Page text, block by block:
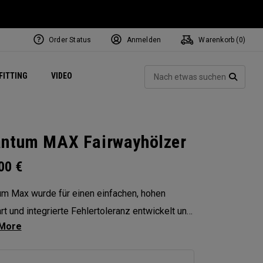
VIDEO Exclusive Mavrik Complete Sets
Exklusiv - Golfbälle
Women's Golf Balls
Exklusiv - Zubehör
Regional Performance Centers
Order Status Anmelden Warenkorb ( 0)
MAX Fairwayhölzer
€
Max wurde für einen einfachen, hohen
und integrierte Fehlertoleranz entwickelt und
Spielern so mehr Selbstvertrauen bei jedem